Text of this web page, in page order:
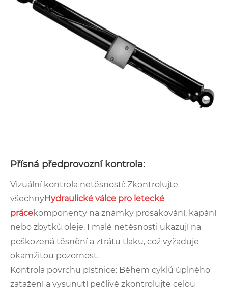
Přísná předprovozní kontrola:
Vizuální kontrola netěsností: Zkontrolujte
všechnyHydraulické válce pro letecké
prácekomponenty na známky prosakování, kapání
nebo zbytků oleje. I malé netěsnosti ukazují na
poškozená těsnění a ztrátu tlaku, což vyžaduje
okamžitou pozornost.
Kontrola povrchu pístnice: Během cyklů úplného
zatažení a vysunutí pečlivě zkontrolujte celou